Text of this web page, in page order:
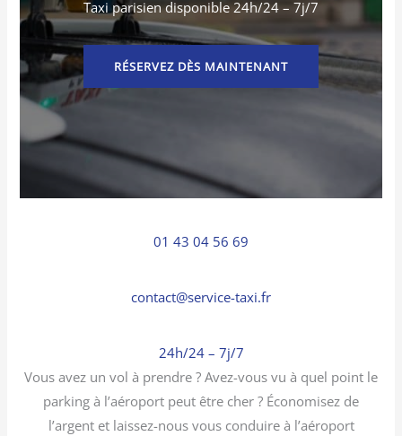
Taxi parisien disponible 24h/24 – 7j/7
RÉSERVEZ DÈS MAINTENANT
01 43 04 56 69
contact@service-taxi.fr
24h/24 – 7j/7
Vous avez un vol à prendre ? Avez-vous vu à quel point le
parking à l’aéroport peut être cher ? Économisez de
l’argent et laissez-nous vous conduire à l’aéroport